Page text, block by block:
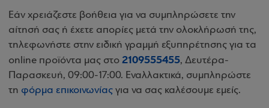
Εάν χρειάζεστε βοήθεια για να συμπληρώσετε την
αίτησή σας ή έχετε απορίες μετά την ολοκλήρωσή της,
τηλεφωνήστε στην ειδική γραμμή εξυπηρέτησης για τα
online προϊόντα μας στο 2109555455, Δευτέρα-
Παρασκευή, 09:00-17:00. Εναλλακτικά, συμπληρώστε
τη φόρμα επικοινωνίας για να σας καλέσουμε εμείς.